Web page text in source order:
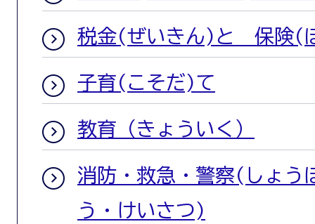
税金(ぜいきん)と 保険(
子育(こそだ)て
教育（きょういく）
消防・救急・警察(しょう
う・けいさつ)